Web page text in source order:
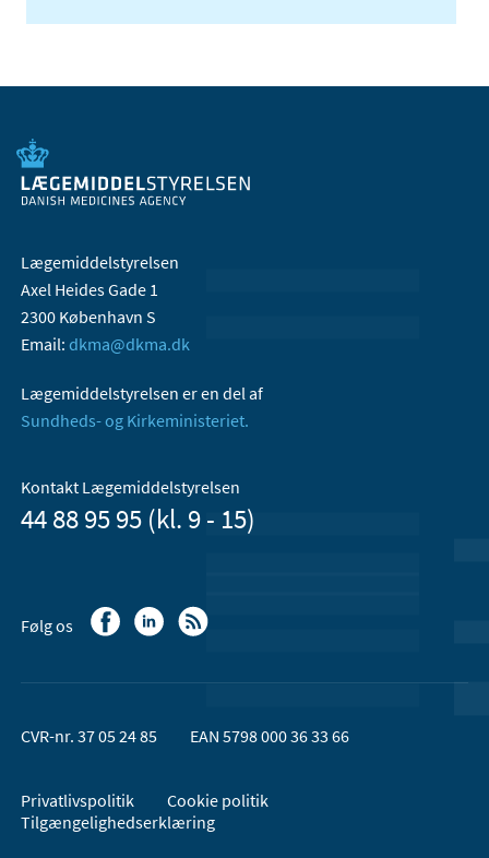
Lægemiddelstyrelsen
Axel Heides Gade 1
2300 København S
Email: dkma@dkma.dk
Lægemiddelstyrelsen er en del af
Sundheds- og Kirkeministeriet.
Kontakt Lægemiddelstyrelsen
44 88 95 95 (kl. 9 - 15)
Følg os
CVR-nr. 37 05 24 85 EAN 5798 000 36 33 66
Privatlivspolitik
Cookie politik
Tilgængelighedserklæring